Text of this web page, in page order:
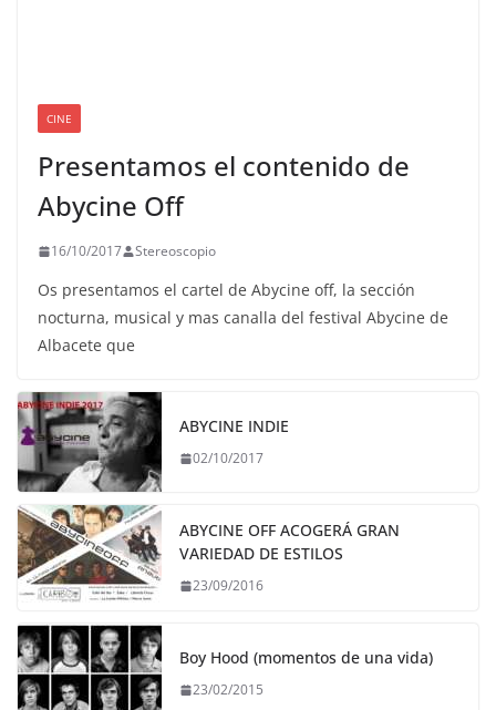
CINE
Presentamos el contenido de
Abycine Off
16/10/2017 Stereoscopio
Os presentamos el cartel de Abycine off, la sección
nocturna, musical y mas canalla del festival Abycine de
Albacete que
ABYCINE INDIE
02/10/2017
ABYCINE OFF ACOGERÁ GRAN
VARIEDAD DE ESTILOS
23/09/2016
Boy Hood (momentos de una vida)
23/02/2015